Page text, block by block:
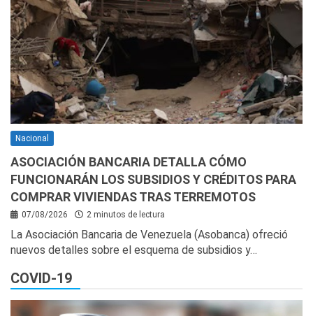
Nacional
ASOCIACIÓN BANCARIA DETALLA CÓMO
FUNCIONARÁN LOS SUBSIDIOS Y CRÉDITOS PARA
COMPRAR VIVIENDAS TRAS TERREMOTOS
07/08/2026 2 minutos de lectura
La Asociación Bancaria de Venezuela (Asobanca) ofreció
nuevos detalles sobre el esquema de subsidios y…
COVID-19